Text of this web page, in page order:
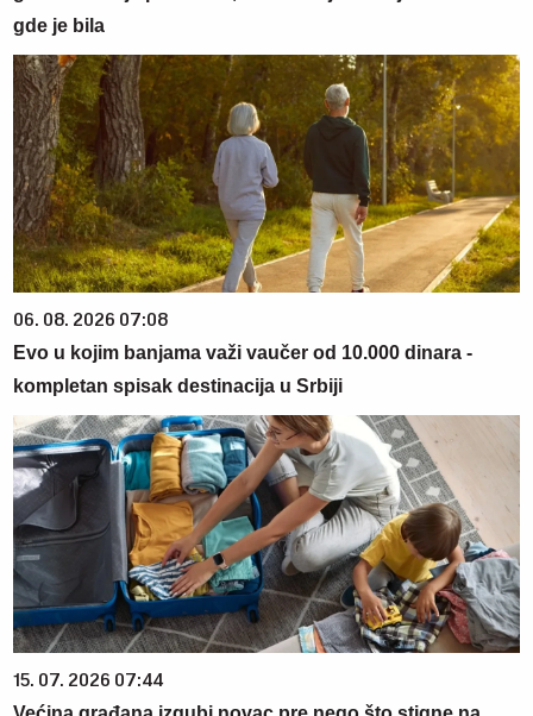
gde je bila
06. 08. 2026 07:08
Evo u kojim banjama važi vaučer od 10.000 dinara -
kompletan spisak destinacija u Srbiji
15. 07. 2026 07:44